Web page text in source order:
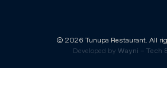
© 2026 Tunupa Restaurant. All
Developed by Wayni – Tech